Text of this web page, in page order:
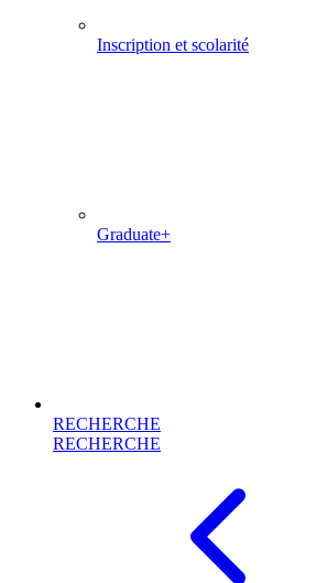
Inscription et scolarité
Graduate+
RECHERCHE
RECHERCHE